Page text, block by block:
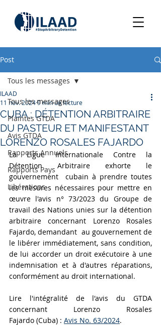
Post
Tous les messages
Plaintes GTDA
Avis GTDA
Rapports Annuels
Rapports Pays
Libérations
Tous les messages
CUBA : DÉTENTION ARBITRAIRE
DU PASTEUR ET MANIFESTANT
LORENZO ROSALES FAJARDO
ILAAD
11 nov. 20249 min de lecture
La Ligue Internationale Contre la
Détention Arbitraire
exhorte le
gouvernement
cubain à prendre toutes
les mesures nécessaires pour mettre en
œuvre l'avis n° 73/2023 du Groupe de
travail des Nations unies sur la détention
arbitraire concernant Lorenzo Rosales
Fajardo, demandant  au gouvernement de
le libérer immédiatement, sans condition,
de lui accorder un droit exécutoire à une
indemnisation et à d'autres réparations,
conformément au droit international.
Lire l'intégralité de l'avis du GTDA
concernant
Lorenzo Rosales
Fajardo (Cuba) : Avis No. 63/2024.